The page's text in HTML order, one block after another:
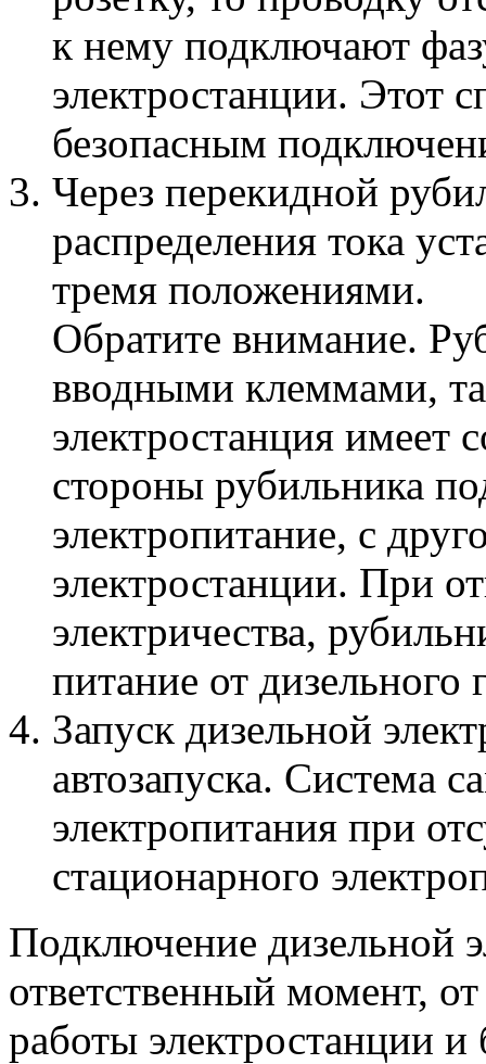
к нему подключают
электростанции. Этот
безопасным
Через перекидной
распределения тока
тремя положениями.
Обратите внимание.
вводными клеммами,
электростанция имеет
стороны рубильника
электропитание, с
электростанции. При
электричества,
питание от дизельного
Запуск дизельной
автозапуска. Система
электропитания при
стационарного
Подключение дизельной
ответственный момент,
работы электростанции и